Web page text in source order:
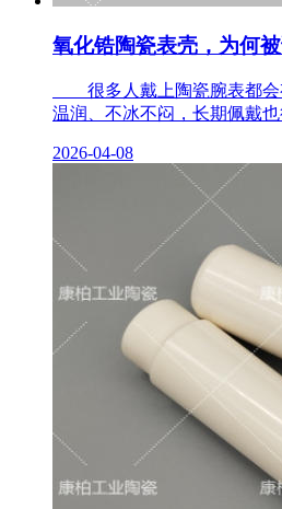
氧化锆陶瓷表壳，为何
很多人戴上陶瓷腕表都会
温润、不冰不闷，长期佩戴
2026-04-08